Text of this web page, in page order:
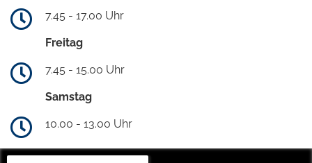
7.45 - 17.00 Uhr
Freitag
7.45 - 15.00 Uhr
Samstag
10.00 - 13.00 Uhr